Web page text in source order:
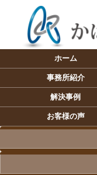
ホーム
事務所紹介
解決事例
お客様の声